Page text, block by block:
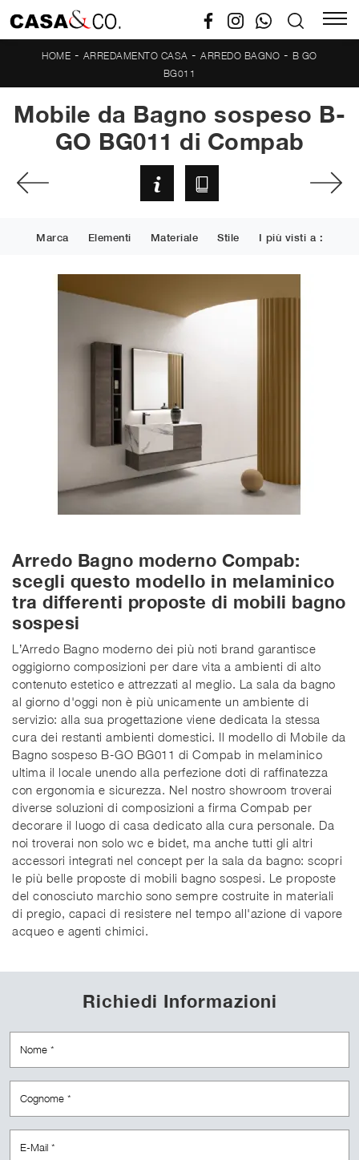
HOME - ARREDAMENTO CASA -ARREDO BAGNO - B GO
BG011
Mobile da Bagno sospeso B-
GO BG011 di Compab
Marca Elementi Materiale Stile I più visti a :
Arredo Bagno moderno Compab:
scegli questo modello in melaminico
tra differenti proposte di mobili bagno
sospesi
L’Arredo Bagno moderno dei più noti brand garantisce
oggigiorno composizioni per dare vita a ambienti di alto
contenuto estetico e attrezzati al meglio. La sala da bagno
al giorno d'oggi non è più unicamente un ambiente di
servizio: alla sua progettazione viene dedicata la stessa
cura dei restanti ambienti domestici. Il modello di Mobile da
Bagno sospeso B-GO BG011 di Compab in melaminico
ultima il locale unendo alla perfezione doti di raffinatezza
con ergonomia e sicurezza. Nel nostro showroom troverai
diverse soluzioni di composizioni a firma Compab per
decorare il luogo di casa dedicato alla cura personale. Da
noi troverai non solo wc e bidet, ma anche tutti gli altri
accessori integrati nel concept per la sala da bagno: scopri
le più belle proposte di mobili bagno sospesi. Le proposte
del conosciuto marchio sono sempre costruite in materiali
di pregio, capaci di resistere nel tempo all'azione di vapore
acqueo e agenti chimici.
Richiedi Informazioni